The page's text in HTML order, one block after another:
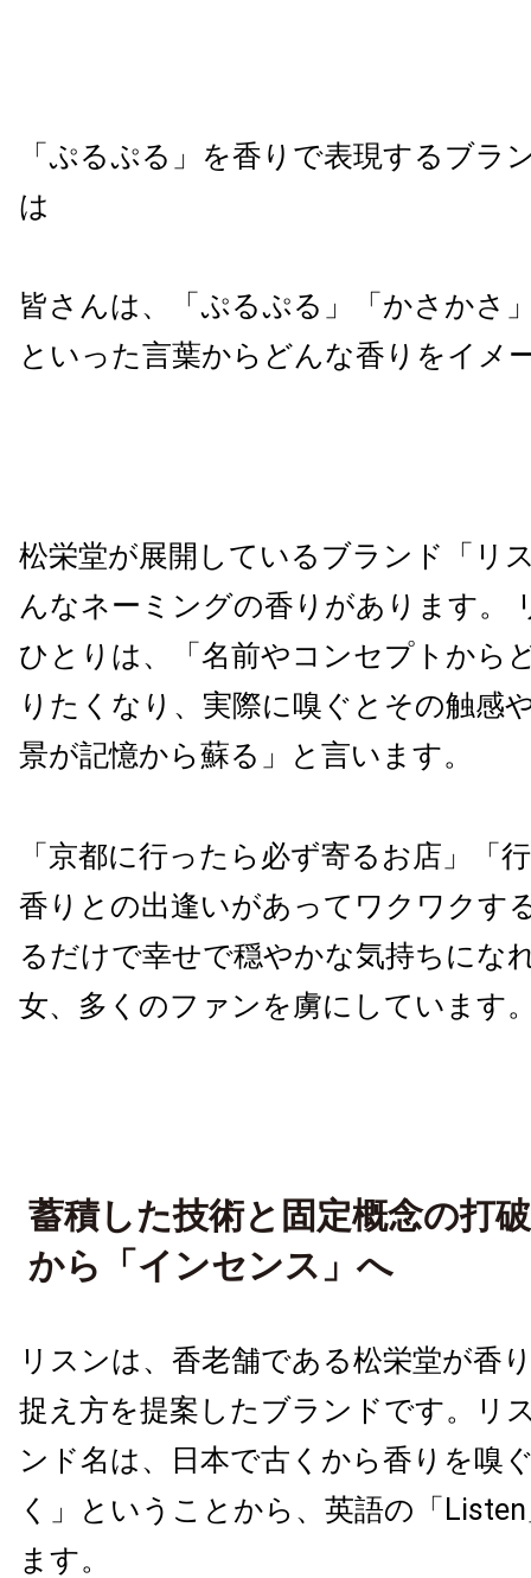
「ぷるぷる」を香りで表現するブラ
は
皆さんは、「ぷるぷる」「かさかさ
といった言葉からどんな香りをイメ
松栄堂が展開しているブランド「リ
んなネーミングの香りがあります。
ひとりは、「名前やコンセプトから
りたくなり、実際に嗅ぐとその触感
景が記憶から蘇る」と言います。
「京都に行ったら必ず寄るお店」「
香りとの出逢いがあってワクワクす
るだけで幸せで穏やかな気持ちにな
女、多くのファンを虜にしています
蓄積した技術と固定概念の打
から「インセンス」へ
リスンは、香老舗である松栄堂が香
捉え方を提案したブランドです。リ
ンド名は、日本で古くから香りを嗅
く」ということから、英語の「
ます。